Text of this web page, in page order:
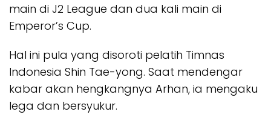
main di J2 League dan dua kali main di
Emperor’s Cup.
Hal ini pula yang disoroti pelatih Timnas
Indonesia Shin Tae-yong. Saat mendengar
kabar akan hengkangnya Arhan, ia mengaku
lega dan bersyukur.